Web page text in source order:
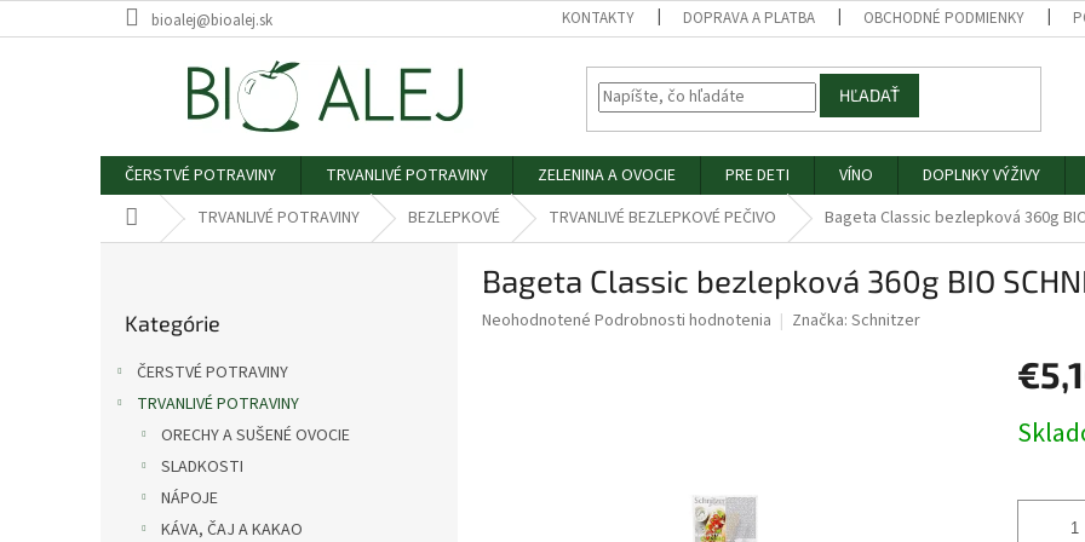
na
bioalej@bioalej.sk KONTAKTY DOPRAVA A PLATBA OBCHODNÉ PODMIENKY
HĽADAŤ
ČERSTVÉ POTRAVINY TRVANLIVÉ POTRAVINY ZELENINA A OVOCIE PRE DETI VÍNO DOPLNKY VÝŽIVY
Domov TRVANLIVÉ POTRAVINY BEZLEPKOVÉ TRVANLIVÉ BEZLEPKOVÉ PEČIVO Bageta Classic bezlepková 360g BIO
kategórie
Kategórie
ČERSTVÉ POTRAVINY
TRVANLIVÉ POTRAVINY
ORECHY A SUŠENÉ OVOCIE
SLADKOSTI
NÁPOJE
KÁVA, ČAJ A KAKAO
Bageta Classic bezlepková 360g BIO
Priemerné
Neohodnotené Podrobnosti hodnotenia Značka: Schnitzer
cena: